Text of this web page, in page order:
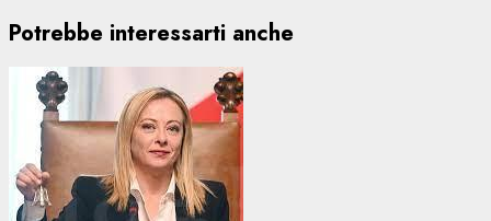
Potrebbe interessarti anche